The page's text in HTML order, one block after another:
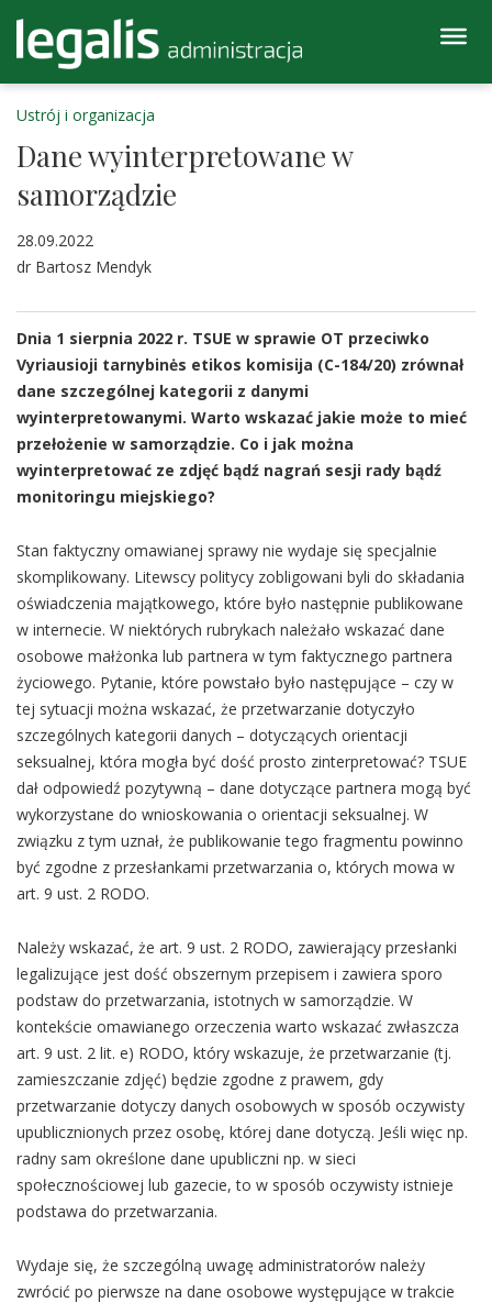
Ustrój i organizacja
Dane wyinterpretowane w
samorządzie
28.09.2022
dr Bartosz Mendyk
Dnia 1 sierpnia 2022 r. TSUE w sprawie OT przeciwko
Vyriausioji tarnybinės etikos komisija (C-184/20) zrównał
dane szczególnej kategorii z danymi
wyinterpretowanymi. Warto wskazać jakie może to mieć
przełożenie w samorządzie. Co i jak można
wyinterpretować ze zdjęć bądź nagrań sesji rady bądź
monitoringu miejskiego?
Stan faktyczny omawianej sprawy nie wydaje się specjalnie
skomplikowany. Litewscy politycy zobligowani byli do składania
oświadczenia majątkowego, które było następnie publikowane
w internecie. W niektórych rubrykach należało wskazać dane
osobowe małżonka lub partnera w tym faktycznego partnera
życiowego. Pytanie, które powstało było następujące – czy w
tej sytuacji można wskazać, że przetwarzanie dotyczyło
szczególnych kategorii danych – dotyczących orientacji
seksualnej, która mogła być dość prosto zinterpretować? TSUE
dał odpowiedź pozytywną – dane dotyczące partnera mogą być
wykorzystane do wnioskowania o orientacji seksualnej. W
związku z tym uznał, że publikowanie tego fragmentu powinno
być zgodne z przesłankami przetwarzania o, których mowa w
art. 9 ust. 2 RODO.
Należy wskazać, że art. 9 ust. 2 RODO, zawierający przesłanki
legalizujące jest dość obszernym przepisem i zawiera sporo
podstaw do przetwarzania, istotnych w samorządzie. W
kontekście omawianego orzeczenia warto wskazać zwłaszcza
art. 9 ust. 2 lit. e) RODO, który wskazuje, że przetwarzanie (tj.
zamieszczanie zdjęć) będzie zgodne z prawem, gdy
przetwarzanie dotyczy danych osobowych w sposób oczywisty
upublicznionych przez osobę, której dane dotyczą. Jeśli więc np.
radny sam określone dane upubliczni np. w sieci
społecznościowej lub gazecie, to w sposób oczywisty istnieje
podstawa do przetwarzania.
Wydaje się, że szczególną uwagę administratorów należy
zwrócić po pierwsze na dane osobowe występujące w trakcie